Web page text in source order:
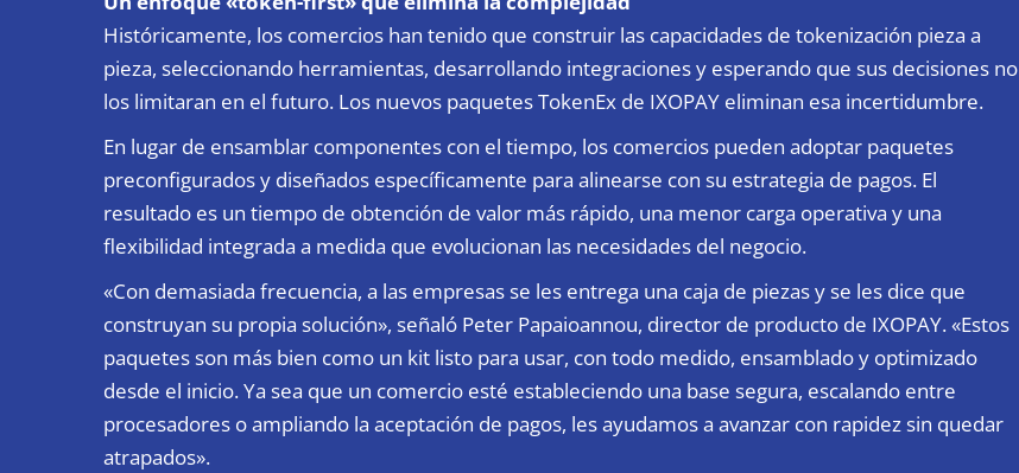
Históricamente, los comercios han tenido que construir las capacidades de tokenización pieza a
pieza, seleccionando herramientas, desarrollando integraciones y esperando que sus decisiones no
los limitaran en el futuro. Los nuevos paquetes TokenEx de IXOPAY eliminan esa incertidumbre.
En lugar de ensamblar componentes con el tiempo, los comercios pueden adoptar paquetes
preconfigurados y diseñados específicamente para alinearse con su estrategia de pagos. El
resultado es un tiempo de obtención de valor más rápido, una menor carga operativa y una
flexibilidad integrada a medida que evolucionan las necesidades del negocio.
«Con demasiada frecuencia, a las empresas se les entrega una caja de piezas y se les dice que
construyan su propia solución», señaló Peter Papaioannou, director de producto de IXOPAY. «Estos
paquetes son más bien como un kit listo para usar, con todo medido, ensamblado y optimizado
desde el inicio. Ya sea que un comercio esté estableciendo una base segura, escalando entre
procesadores o ampliando la aceptación de pagos, les ayudamos a avanzar con rapidez sin quedar
atrapados».